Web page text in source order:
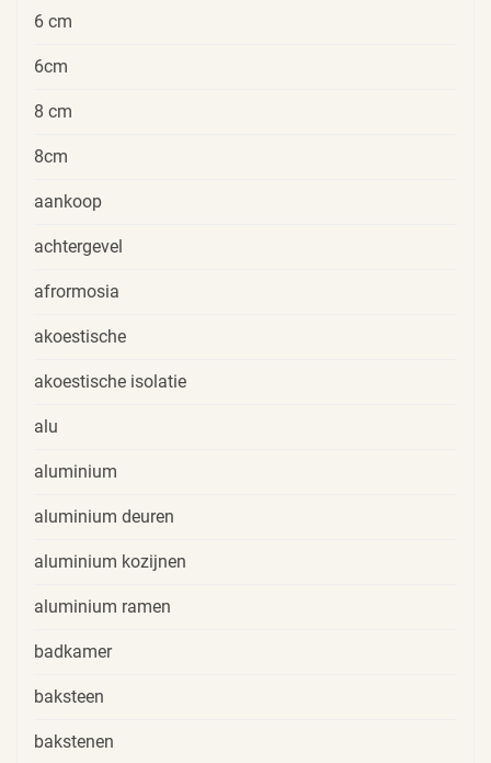
6 cm
6cm
8 cm
8cm
aankoop
achtergevel
afrormosia
akoestische
akoestische isolatie
alu
aluminium
aluminium deuren
aluminium kozijnen
aluminium ramen
badkamer
baksteen
bakstenen